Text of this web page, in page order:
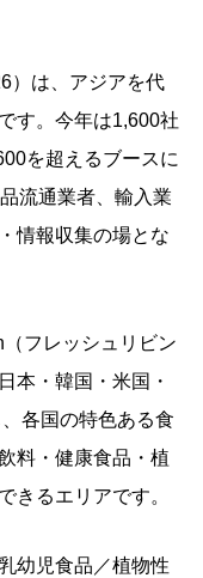
）は、アジアを代
す。今年は1,600社
を超えるブースに
流通業者、輸入業
情報収集の場とな
フレッシュリビン
本・韓国・米国・
各国の特色ある食
料・健康食品・植
きるエリアです。
幼児食品／植物性